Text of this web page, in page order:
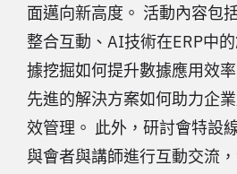
面邁向新高度。 活動內容包
整合互動、AI技術在ERP中
據挖掘如何提升數據應用效
先進的解決方案如何助力企
效管理。 此外，研討會特設
與會者與講師進行互動交流